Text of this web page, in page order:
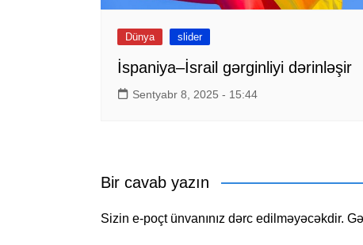
Dünya slider
İspaniya–İsrail gərginliyi dərinləşir
Sentyabr 8, 2025 - 15:44
Bir cavab yazın
Sizin e-poçt ünvanınız dərc edilməyəcəkdir.